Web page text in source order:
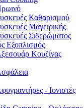
Καθαρισμού
Μαγειρικής
Σιδερώματος
Εξοπλισμός
Κουζίνας
- Ιονιστές